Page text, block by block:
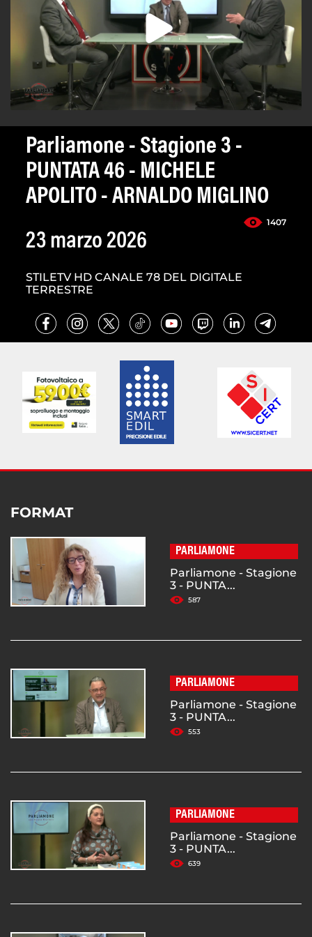
Parliamone - Stagione 3 -
PUNTATA 46 - MICHELE
APOLITO - ARNALDO MIGLINO
1407
23 marzo 2026
STILETV HD CANALE 78 DEL DIGITALE
TERRESTRE
FORMAT
PARLIAMONE
Parliamone - Stagione
3 - PUNTA...
587
PARLIAMONE
Parliamone - Stagione
3 - PUNTA...
553
PARLIAMONE
Parliamone - Stagione
3 - PUNTA...
639